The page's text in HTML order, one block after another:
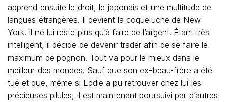
apprend ensuite le droit, le japonais et une multitude de
langues étrangères. Il devient la coqueluche de New
York. Il ne lui reste plus qu’à faire de l’argent. Étant très
intelligent, il décide de devenir trader afin de se faire le
maximum de pognon. Tout va pour le mieux dans le
meilleur des mondes. Sauf que son ex-beau-frère a été
tué et que, même si Eddie a pu retrouver chez lui les
précieuses pilules, il est maintenant poursuivi par d’autres